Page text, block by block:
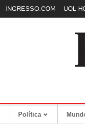
INGRESSO.COM UOL
Política